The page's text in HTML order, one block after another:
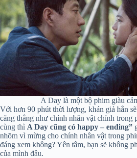
A Day là một bộ phim giàu
Với hơn 90 phút thời lượng, khán giả hẳn
căng thẳng như chính nhân vật chính trong
cùng thì A Day cũng có happy – ending”
nhõm vì mừng cho chính nhân vật trong
đáng xem không? Yên tâm, bạn sẽ không
của mình đâu.